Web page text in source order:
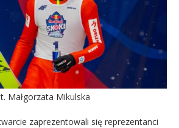
Małgorzata Mikulska
zaprezentowali się reprezentanci